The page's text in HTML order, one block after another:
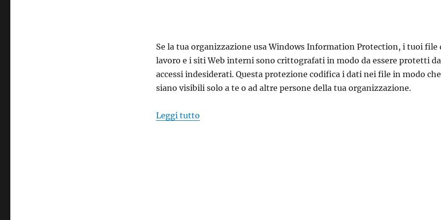
Se la tua organizzazione usa Windows Information Protection, i tuoi file
lavoro e i siti Web interni sono crittografati in modo da essere protetti da
accessi indesiderati. Questa protezione codifica i dati nei file in modo che
siano visibili solo a te o ad altre persone della tua organizzazione.
Leggi tutto“decrittografare un file crittografato da un’organizzazione”